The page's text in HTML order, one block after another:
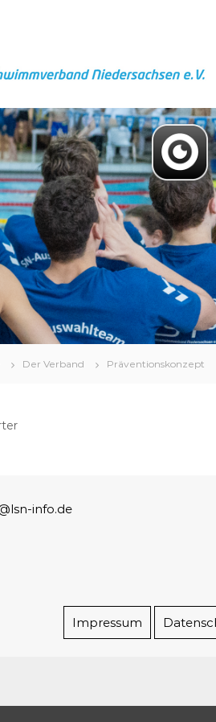
Der Verband Präventionskonzept
info.de
Impressum